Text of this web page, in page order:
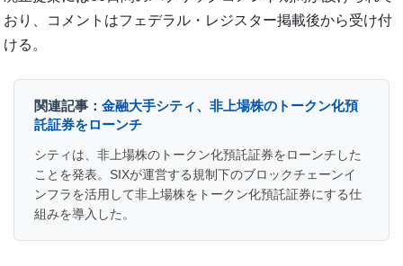
おり、コメントはフェデラル・レジスター掲載後から受け付
ける。
関連記事：金融大手シティ、非上場株のトークン化預
託証券をローンチ
シティは、非上場株のトークン化預託証券をローンチした
ことを発表。SIXが運営する規制下のブロックチェーンイ
ンフラを活用して非上場株をトークン化預託証券にする仕
組みを導入した。